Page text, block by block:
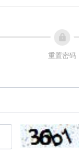
넱
重置密码